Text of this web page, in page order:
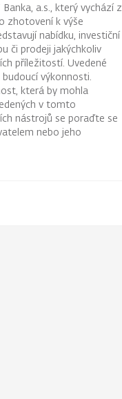
a.s., který vychází z
zhotovení k výše
nabídku, investiční
či prodeji jakýchkoliv
příležitostí. Uvedené
výkonnosti.
která by mohla
v tomto
nástrojů se poraďte se
nebo jeho